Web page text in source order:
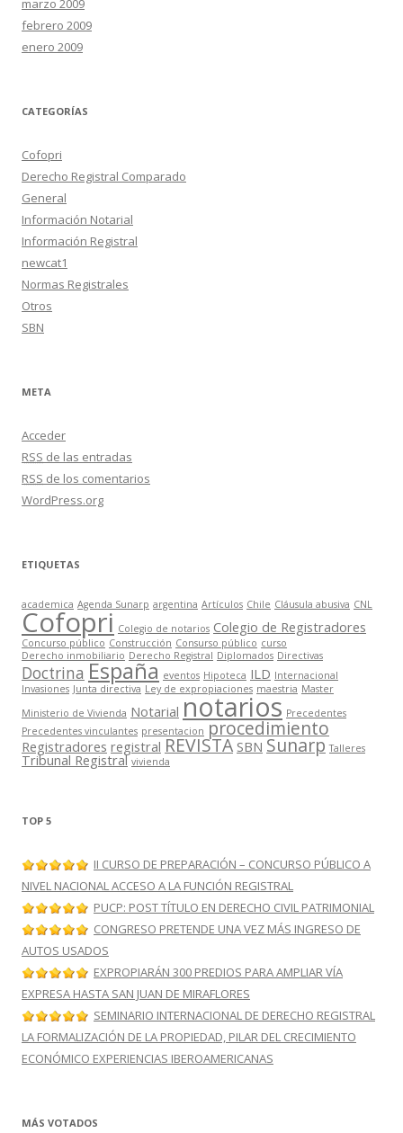
marzo 2009
febrero 2009
enero 2009
CATEGORÍAS
Cofopri
Derecho Registral Comparado
General
Información Notarial
Información Registral
newcat1
Normas Registrales
Otros
SBN
META
Acceder
RSS de las entradas
RSS de los comentarios
WordPress.org
ETIQUETAS
academica Agenda Sunarp argentina Artículos Chile Cláusula abusiva CNL
Cofopri Colegio de notarios Colegio de Registradores
Concurso público Construcción Consurso público curso
Derecho inmobiliario Derecho Registral Diplomados Directivas
Doctrina España eventos Hipoteca ILD Internacional
Invasiones Junta directiva Ley de expropiaciones maestria Master
Ministerio de Vivienda Notarial notarios Precedentes
Precedentes vinculantes presentacion procedimiento
Registradores registral REVISTA SBN Sunarp Talleres
Tribunal Registral vivienda
TOP 5
II CURSO DE PREPARACIÓN – CONCURSO PÚBLICO A
NIVEL NACIONAL ACCESO A LA FUNCIÓN REGISTRAL
PUCP: POST TÍTULO EN DERECHO CIVIL PATRIMONIAL
CONGRESO PRETENDE UNA VEZ MÁS INGRESO DE
AUTOS USADOS
EXPROPIARÁN 300 PREDIOS PARA AMPLIAR VÍA
EXPRESA HASTA SAN JUAN DE MIRAFLORES
SEMINARIO INTERNACIONAL DE DERECHO REGISTRAL
LA FORMALIZACIÓN DE LA PROPIEDAD, PILAR DEL CRECIMIENTO
ECONÓMICO EXPERIENCIAS IBEROAMERICANAS
MÁS VOTADOS